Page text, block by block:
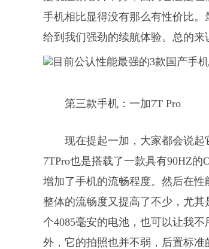
手机相比显得没有那么有性价比
给到我们强劲的续航体验。总的来
第三款手机：一加7T Pro
现在提起一加，大家都会说
7TPro也是搭载了一款具有90HZ
增加了手机的流畅程度。然后在性
整体的流畅度又提高了不少，尤
个4085毫安的电池，也可以让我
外，它的拍照也并不弱，后置标